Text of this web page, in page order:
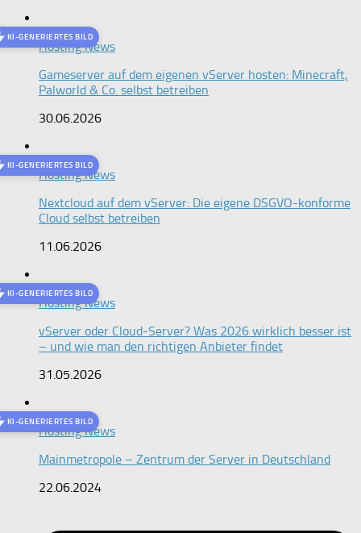
KI-GENERIERTES BILD
Hosting News
Gameserver auf dem eigenen vServer hosten: Minecraft,
Palworld & Co. selbst betreiben
30.06.2026
KI-GENERIERTES BILD
Hosting News
Nextcloud auf dem vServer: Die eigene DSGVO-konforme
Cloud selbst betreiben
11.06.2026
KI-GENERIERTES BILD
Hosting News
vServer oder Cloud-Server? Was 2026 wirklich besser ist
– und wie man den richtigen Anbieter findet
31.05.2026
KI-GENERIERTES BILD
Hosting News
Mainmetropole – Zentrum der Server in Deutschland
22.06.2024